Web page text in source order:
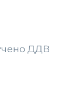
ДДВ